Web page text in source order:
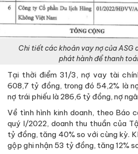
Chi tiết các khoản vay nợ của ASG
phát hành để thanh
Tại thời điểm 31/3, nợ vay tài
608,7 tỷ đồng, trong đó 54,2% là
nợ trái phiếu là 286,6 tỷ đồng, nợ
Về tình hình kinh doanh, theo Báo
quý I/2022, doanh thu thuần của
tỷ đồng, tăng 40% so với cùng kỳ.
gộp ghi nhận 53 tỷ đồng, tăng 12%